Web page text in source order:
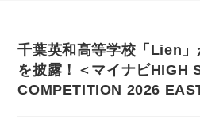
千葉英和高等学校「Lien
を披露！＜マイナビHIGH
COMPETITION 2026